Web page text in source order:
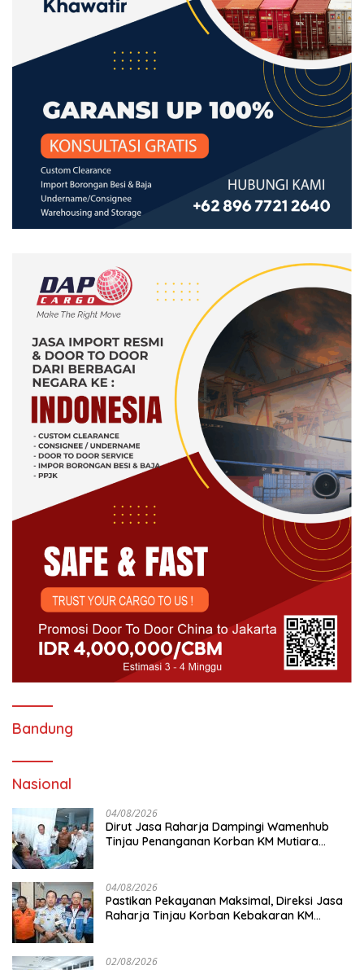
Bandung
Nasional
04/08/2026
Dirut Jasa Raharja Dampingi Wamenhub
Tinjau Penanganan Korban KM Mutiara
04/08/2026
Pastikan Pekayanan Maksimal, Direksi Jasa
Raharja Tinjau Korban Kebakaran KM
02/08/2026